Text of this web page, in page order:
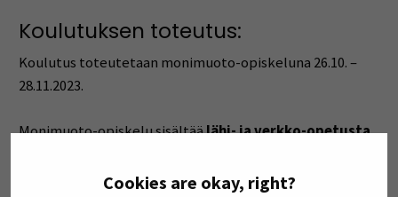
Cookies are okay, right?
Koulutuksen toteutus:
Koulutus toteutetaan monimuoto-opiskeluna 26.10. –
28.11.2023.
Monimuoto-opiskelu sisältäälähi- ja verkko-opetusta,
Sedun toimipisteissä, Suupohjantiellä ja Törnäväntiellä